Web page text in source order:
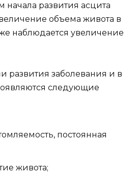
развития асцита
объема живота в
наблюдается увеличение
развития заболевания и в
следующие
постоянная
живота;